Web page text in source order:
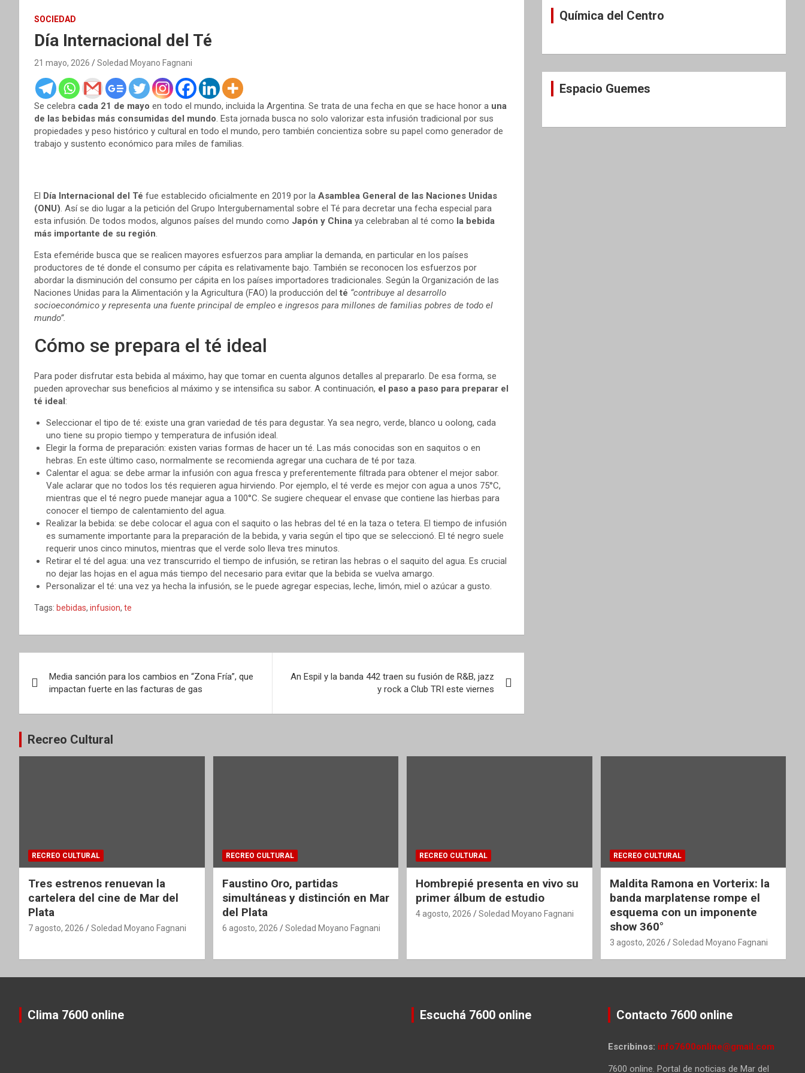
SOCIEDAD
Día Internacional del Té
21 mayo, 2026 Soledad Moyano Fagnani
Se celebra cada 21 de mayo en todo el mundo, incluida la Argentina. Se trata de una fecha en que se hace honor a una
de las bebidas más consumidas del mundo. Esta jornada busca no solo valorizar esta infusión tradicional por sus
propiedades y peso histórico y cultural en todo el mundo, pero también concientiza sobre su papel como generador de
trabajo y sustento económico para miles de familias.
El Día Internacional del Té fue establecido oficialmente en 2019 por la Asamblea General de las Naciones Unidas
(ONU). Así se dio lugar a la petición del Grupo Intergubernamental sobre el Té para decretar una fecha especial para
esta infusión. De todos modos, algunos países del mundo como Japón y China ya celebraban al té como la bebida
más importante de su región.
Esta efeméride busca que se realicen mayores esfuerzos para ampliar la demanda, en particular en los países
productores de té donde el consumo per cápita es relativamente bajo. También se reconocen los esfuerzos por
abordar la disminución del consumo per cápita en los países importadores tradicionales. Según la Organización de las
Naciones Unidas para la Alimentación y la Agricultura (FAO) la producción delté “contribuye al desarrollo
socioeconómico y representa una fuente principal de empleo e ingresos para millones de familias pobres de todo el
mundo”.
Cómo se prepara el té ideal
Para poder disfrutar esta bebida al máximo, hay que tomar en cuenta algunos detalles al prepararlo. De esa forma, se
pueden aprovechar sus beneficios al máximo y se intensifica su sabor. A continuación, el paso a paso para preparar el
té ideal:
Seleccionar el tipo de té: existe una gran variedad de tés para degustar. Ya sea negro, verde, blanco u oolong, cada
uno tiene su propio tiempo y temperatura de infusión ideal.
Elegir la forma de preparación: existen varias formas de hacer un té. Las más conocidas son en saquitos o en
hebras. En este último caso, normalmente se recomienda agregar una cuchara de té por taza.
Calentar el agua: se debe armar la infusión con agua fresca y preferentemente filtrada para obtener el mejor sabor.
Vale aclarar que no todos los tés requieren agua hirviendo. Por ejemplo, el té verde es mejor con agua a unos 75°C,
mientras que el té negro puede manejar agua a 100°C. Se sugiere chequear el envase que contiene las hierbas para
conocer el tiempo de calentamiento del agua.
Realizar la bebida: se debe colocar el agua con el saquito o las hebras del té en la taza o tetera. El tiempo de infusión
es sumamente importante para la preparación de la bebida, y varia según el tipo que se seleccionó. El té negro suele
requerir unos cinco minutos, mientras que el verde solo lleva tres minutos.
Retirar el té del agua: una vez transcurrido el tiempo de infusión, se retiran las hebras o el saquito del agua. Es crucial
no dejar las hojas en el agua más tiempo del necesario para evitar que la bebida se vuelva amargo.
Personalizar el té: una vez ya hecha la infusión, se le puede agregar especias, leche, limón, miel o azúcar a gusto.
Tags: bebidas, infusion, te
de
entradas
Media sanción para los cambios en “Zona Fría”, que
impactan fuerte en las facturas de gas
An Espil y la banda 442 traen su fusión de R&B, jazz
y rock a Club TRI este viernes
Química del Centro
Espacio Guemes
Recreo Cultural
RECREO CULTURAL
Tres estrenos renuevan la
cartelera del cine de Mar del
Plata
7 agosto, 2026 Soledad Moyano Fagnani
RECREO CULTURAL
Faustino Oro, partidas
simultáneas y distinción en Mar
del Plata
6 agosto, 2026 Soledad Moyano Fagnani
RECREO CULTURAL
Hombrepié presenta en vivo su
primer álbum de estudio
4 agosto, 2026 Soledad Moyano Fagnani
RECREO CULTURAL
Maldita Ramona en Vorterix: la
banda marplatense rompe el
esquema con un imponente
show 360°
3 agosto, 2026 Soledad Moyano Fagnani
Clima 7600 online Escuchá 7600 online Contacto 7600 online
Escribinos: info7600online@gmail.com
7600 online. Portal de noticias de Mar del